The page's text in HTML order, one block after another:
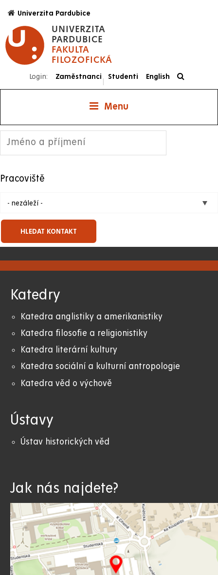
hlavnímu
obsahu
UNIVERZITA
PARDUBICE
FAKULTA
FILOZOFICKÁ
Univerzita Pardubice
Login: Zaměstnanci
|
Studenti English
Menu
Pracoviště
Katedry
Katedra anglistiky a amerikanistiky
Katedra filosofie a religionistiky
Katedra literární kultury
Katedra sociální a kulturní antropologie
Katedra věd o výchově
Ústavy
Ústav historických věd
Jak nás najdete?